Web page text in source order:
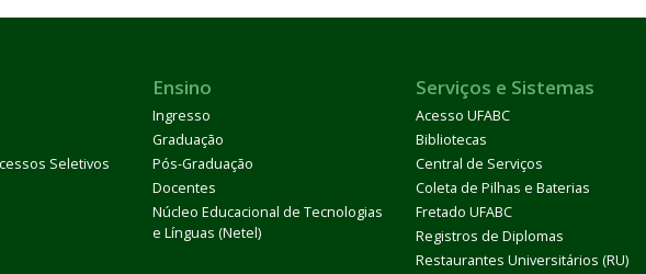
Seletivos
Ensino
Ingresso
Graduação
Pós-Graduação
Docentes
Núcleo Educacional de Tecnologias
e Línguas (Netel)
Serviços e Sistemas
Acesso UFABC
Bibliotecas
Central de Serviços
Coleta de Pilhas e Baterias
Fretado UFABC
Registros de Diplomas
Restaurantes Universitários (RU)